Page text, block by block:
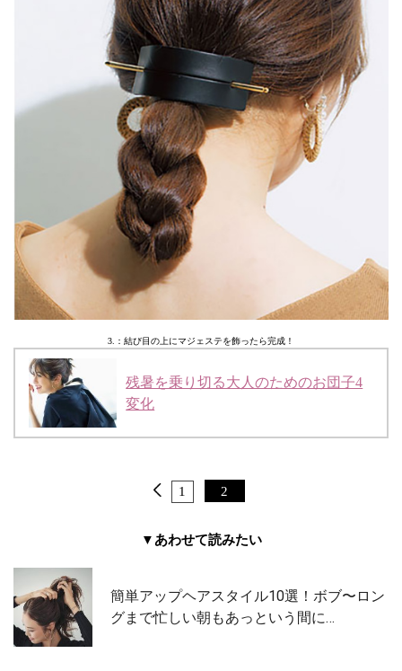
3.：結び目の上にマジェステを飾ったら完成！
残暑を乗り切る大人のためのお団子4
変化
1 2
▼あわせて読みたい
簡単アップヘアスタイル10選！ボブ〜ロン
グまで忙しい朝もあっという間に…